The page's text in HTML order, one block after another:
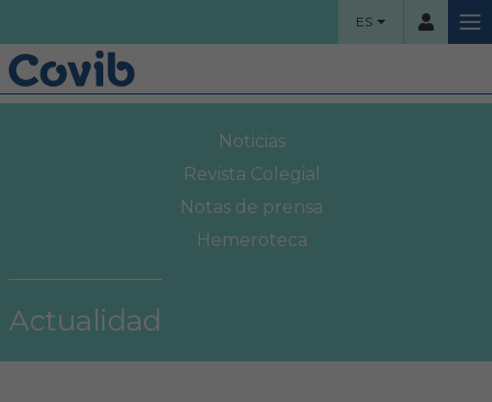
ES
HOME
Comisiones asesoras
Noticias
Revista Colegial
Notas de prensa
Hemeroteca
Actualidad